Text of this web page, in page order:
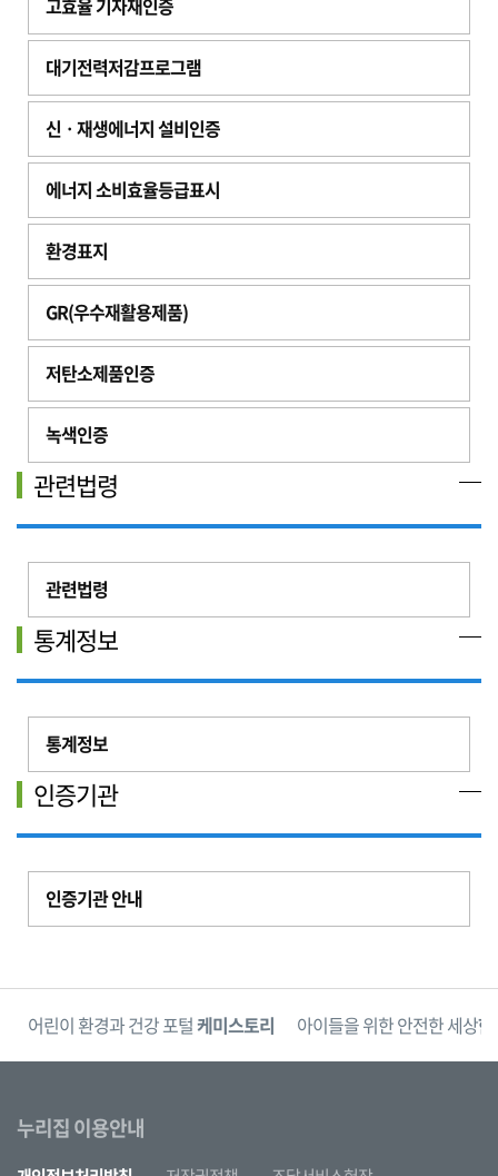
고효율 기자재인증
대기전력저감프로그램
신ㆍ재생에너지 설비인증
에너지 소비효율등급표시
환경표지
GR(우수재활용제품)
저탄소제품인증
녹색인증
관련법령
관련법령
통계정보
통계정보
인증기관
인증기관 안내
어린이 환경과 건강 포털케미스토리 아이들을 위한 안전한 세상
누리집 이용안내